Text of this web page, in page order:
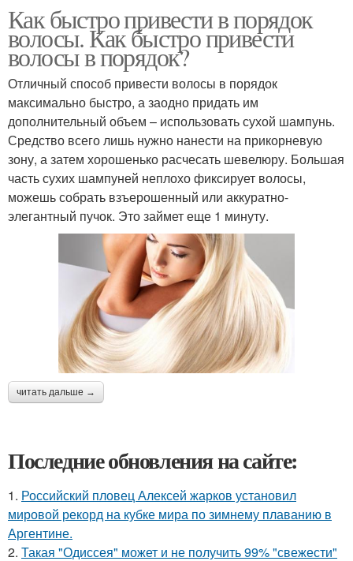
Как быстро привести в порядок
волосы. Как быстро привести
волосы в порядок?
Отличный способ привести волосы в порядок
максимально быстро, а заодно придать им
дополнительный объем – использовать сухой шампунь.
Средство всего лишь нужно нанести на прикорневую
зону, а затем хорошенько расчесать шевелюру. Большая
часть сухих шампуней неплохо фиксирует волосы,
можешь собрать взъерошенный или аккуратно-
элегантный пучок. Это займет еще 1 минуту.
читать дальше →
Последние обновления на сайте:
1. Российский пловец Алексей жарков установил
мировой рекорд на кубке мира по зимнему плаванию в
Аргентине.
2. Такая "Одиссея" может и не получить 99% "свежести"